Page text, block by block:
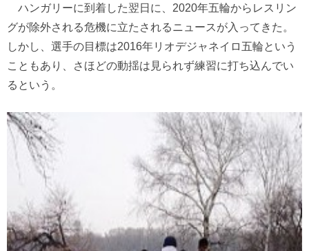
ハンガリーに到着した翌日に、2020年五輪からレスリン
グが除外される危機に立たされるニュースが入ってきた。
しかし、選手の目標は2016年リオデジャネイロ五輪という
こともあり、さほどの動揺は見られず練習に打ち込んでい
るという。